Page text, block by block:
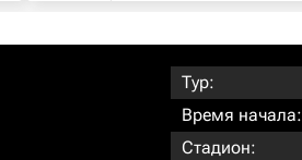
Тур:
Время начала:
Стадион: